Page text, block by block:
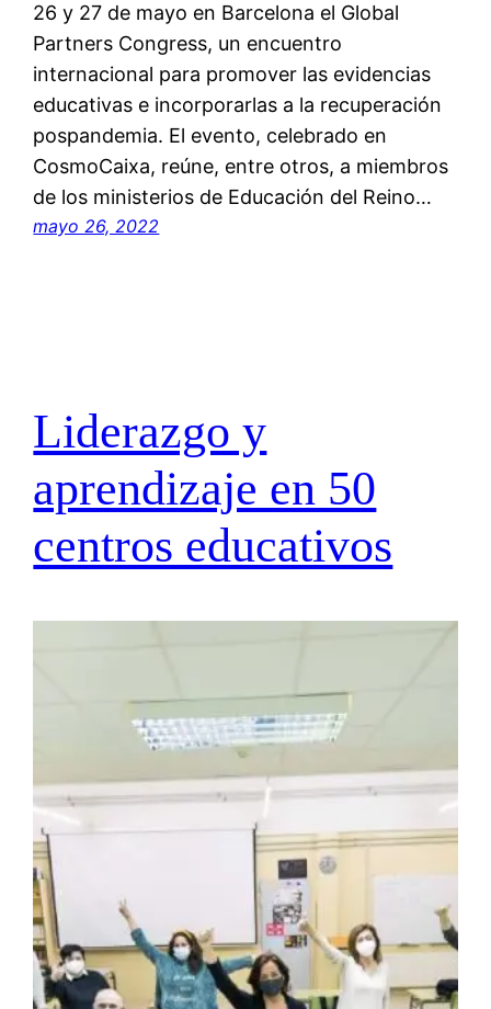
26 y 27 de mayo en Barcelona el Global
Partners Congress, un encuentro
internacional para promover las evidencias
educativas e incorporarlas a la recuperación
pospandemia. El evento, celebrado en
CosmoCaixa, reúne, entre otros, a miembros
de los ministerios de Educación del Reino…
mayo 26, 2022
Liderazgo y
aprendizaje en 50
centros educativos